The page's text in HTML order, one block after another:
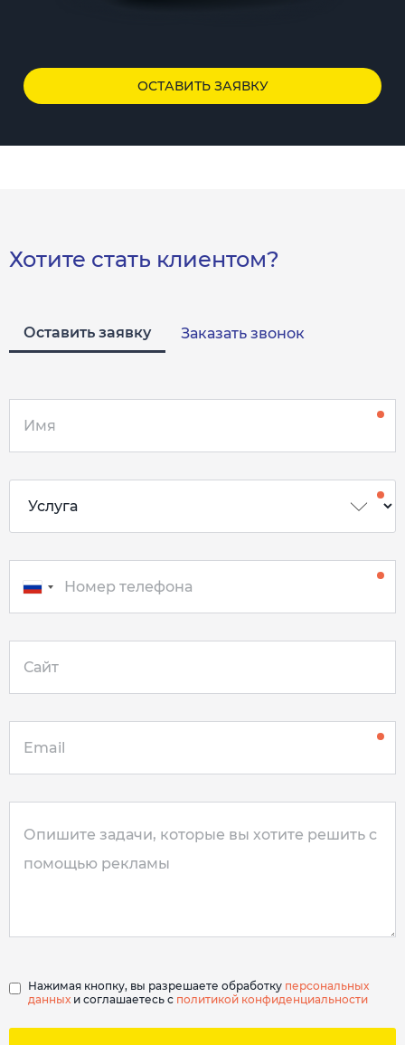
ОСТАВИТЬ ЗАЯВКУ
Хотите стать клиентом?
Оставить заявку Заказать звонок
Нажимая кнопку, вы разрешаете обработку персональных
данных и соглашаетесь с политикой конфиденциальности